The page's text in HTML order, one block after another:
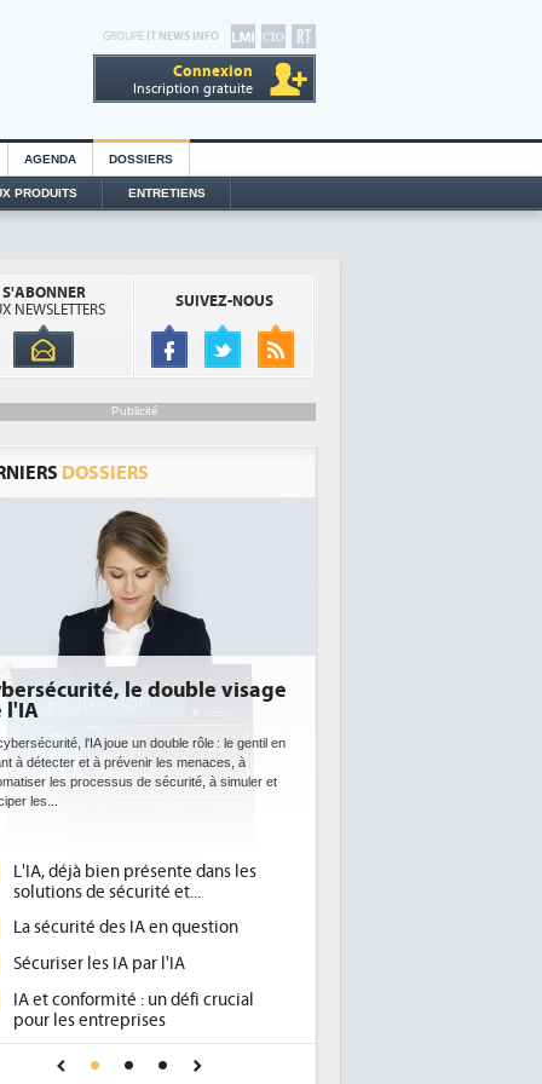
GROUPE IT NEWS INFO
Connexion
Inscription gratuite
AGENDA DOSSIERS
PRODUITS ENTRETIENS
S'ABONNER
NEWSLETTERS
SUIVEZ-NOUS
Publicité
DOSSIERS
DEE: l'efficacité énergétique
bientôt une obligation pour les
datacenters
Des datacenters plus durables et plus efficaces, c'est
ce que recherchent les pouvoirs publics européens
avec la mise en oeuvre de la nouvelle Directive sur
1
Qu'est-ce que la DEE (directive
d'efficacité énergétique) ?
2
DEE, une pression administrative
place pour répondre à...
Phocea DC dans les cordes pour la
DEE